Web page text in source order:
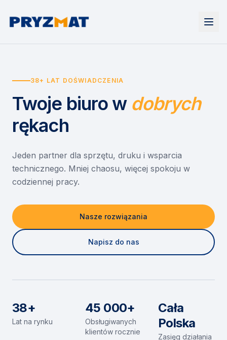
Urządzenia
Drukarki i urządzenia wielofunkcyjne
Etykiety i identyfikacja
Skanery i obieg dokumentów
Monitory interaktywne
Niszczarki dokumentów
Wynajem drukarek
Wynajem urządzeń biurowych
Asystent druku
EZD RP
Misja szkoła
Serwis
O nas
Kontakt
38+ LAT DOŚWIADCZENIA
Twoje biuro w dobrych
rękach
Jeden partner dla sprzętu, druku i wsparcia
technicznego. Mniej chaosu, więcej spokoju w
codziennej pracy.
Nasze rozwiązania
Napisz do nas
38+
Lat na rynku
45 000+
Obsługiwanych
klientów rocznie
Cała
Polska
Zasięg działania